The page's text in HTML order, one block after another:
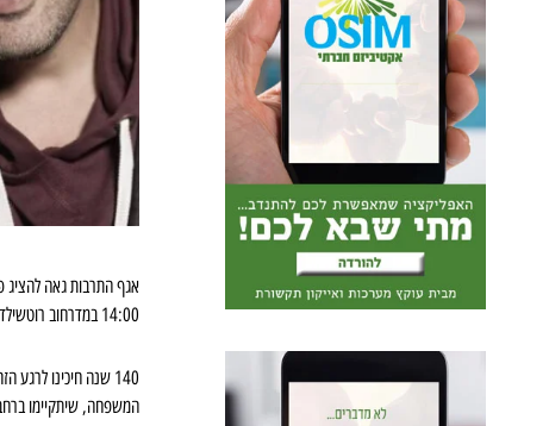
14:00 במדרחוב רוטשילד, היכל התרבות מאיר ניצן ראשון לציון.
140 שנה חיכינו לרגע הזה! לראשונה! “
המשפחה, שיתקיימו